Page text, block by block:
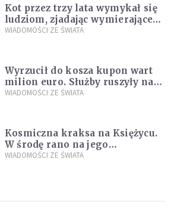
Kot przez trzy lata wymykał się
ludziom, zjadając wymierające
kaczki. W końcu popełnił
WIADOMOŚCI ZE ŚWIATA
Wyrzucił do kosza kupon wart
milion euro. Służby ruszyły na
poszukiwania
WIADOMOŚCI ZE ŚWIATA
Kosmiczna kraksa na Księżycu.
W środę rano na jego
powierzchni dojdzie do
WIADOMOŚCI ZE ŚWIATA